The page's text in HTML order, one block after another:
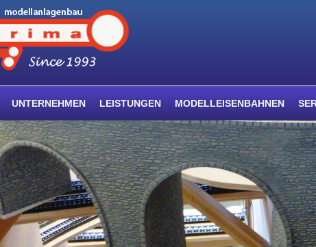
UNTERNEHMEN LEISTUNGEN MODELLEISENBAHNEN